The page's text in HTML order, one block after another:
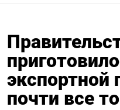
экспортной
почти все